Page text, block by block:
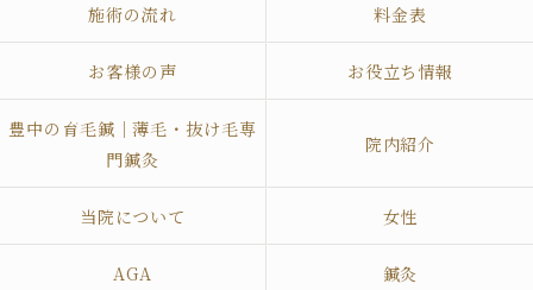
施術の流れ 料金表
お客様の声 お役立ち情報
豊中の育毛鍼｜薄毛・抜け毛専
門鍼灸
院内紹介
当院について 女性
AGA 鍼灸